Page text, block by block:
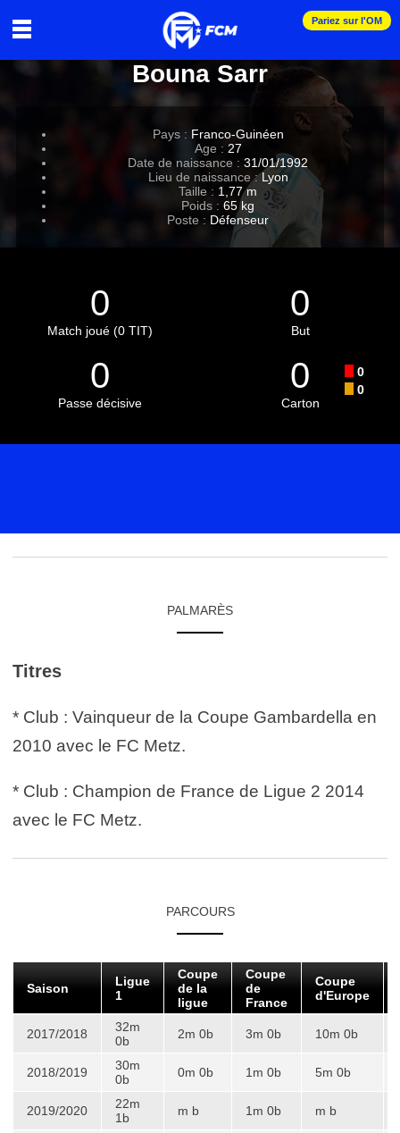
Pariez sur l'OM
Bouna Sarr
Pays : Franco-Guinéen
Age : 27
Date de naissance : 31/01/1992
Lieu de naissance :Lyon
Taille : 1,77 m
Poids : 65 kg
Poste : Défenseur
0
Match joué (0 TIT)
0
But
0
Passe décisive
0
0
0
Carton
PALMARÈS
Titres
* Club : Vainqueur de la Coupe Gambardella en
2010 avec le FC Metz.
* Club : Champion de France de Ligue 2 2014
avec le FC Metz.
PARCOURS
Saison
Ligue
1
Coupe
de la
ligue
Coupe
de
France
Coupe
d'Europe
2017/2018
32m
0b
2m 0b 3m 0b 10m 0b
2018/2019
30m
0b
0m 0b 1m 0b 5m 0b
2019/2020
22m
1b
m b 1m 0b m b